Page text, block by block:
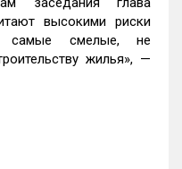
высокими риски
самые смелые, не
жилья», —